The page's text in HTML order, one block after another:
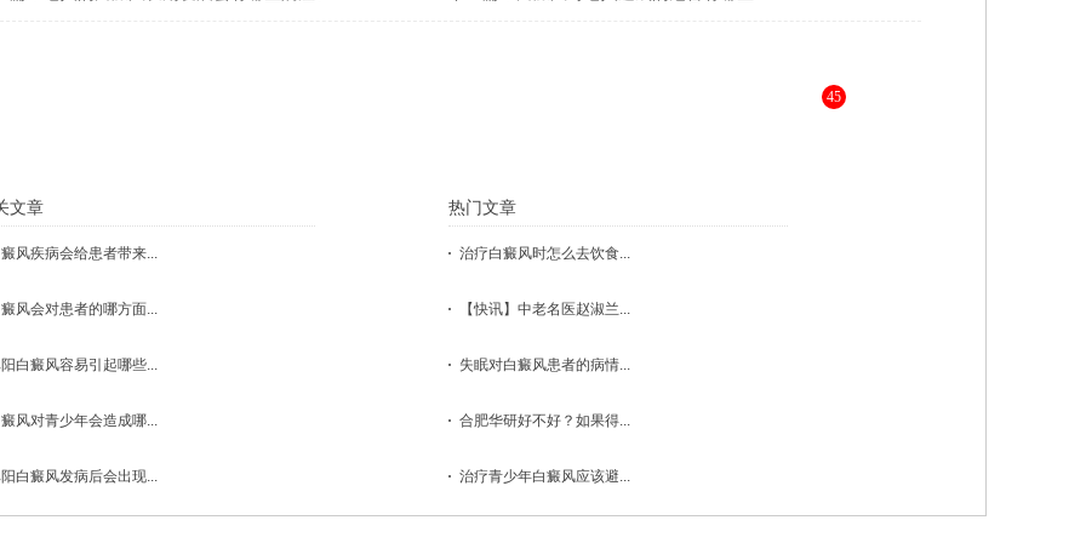
45
文章
风疾病会给患者带来...
风会对患者的哪方面...
白癜风容易引起哪些...
风对青少年会造成哪...
白癜风发病后会出现...
热门文章
治疗白癜风时怎么去饮食...
【快讯】中老名医赵淑兰...
失眠对白癜风患者的病情...
合肥华研好不好？如果得...
治疗青少年白癜风应该避...